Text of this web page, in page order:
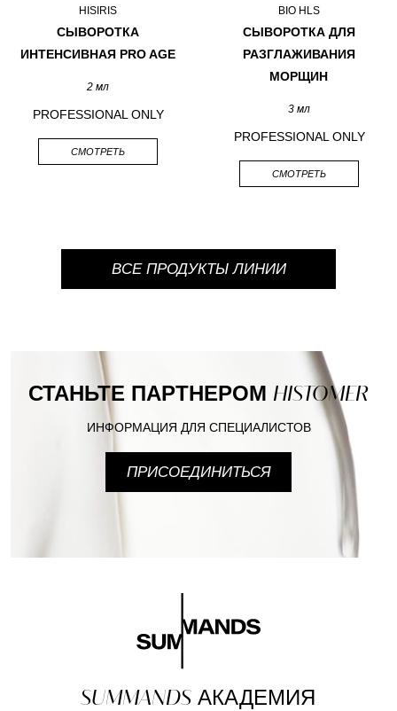
HISIRIS
СЫВОРОТКА
ИНТЕНСИВНАЯ PRO AGE
2 мл
PROFESSIONAL ONLY
СМОТРЕТЬ
BIO HLS
СЫВОРОТКА ДЛЯ
РАЗГЛАЖИВАНИЯ
МОРЩИН
3 мл
PROFESSIONAL ONLY
СМОТРЕТЬ
ВСЕ ПРОДУКТЫ ЛИНИИ
СТАНЬТЕ ПАРТНЕРОМ HISTOMER
ИНФОРМАЦИЯ ДЛЯ СПЕЦИАЛИСТОВ
ПРИСОЕДИНИТЬСЯ
SUMMANDS АКАДЕМИЯ